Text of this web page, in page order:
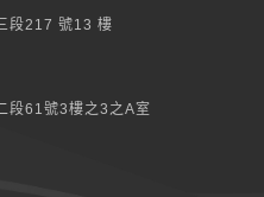
段217 號13 樓
段61號3樓之3之A室